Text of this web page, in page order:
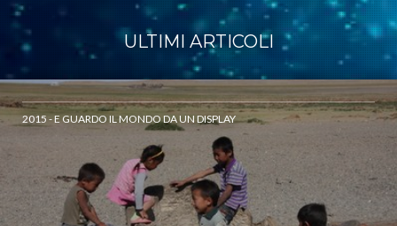
ULTIMI ARTICOLI
2015 - E GUARDO IL MONDO DA UN DISPLAY